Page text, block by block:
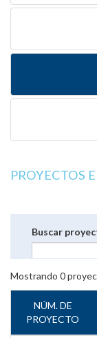
PROYECTOS
Buscar
Mostrando 0
NÚM. DE
PROYECTO